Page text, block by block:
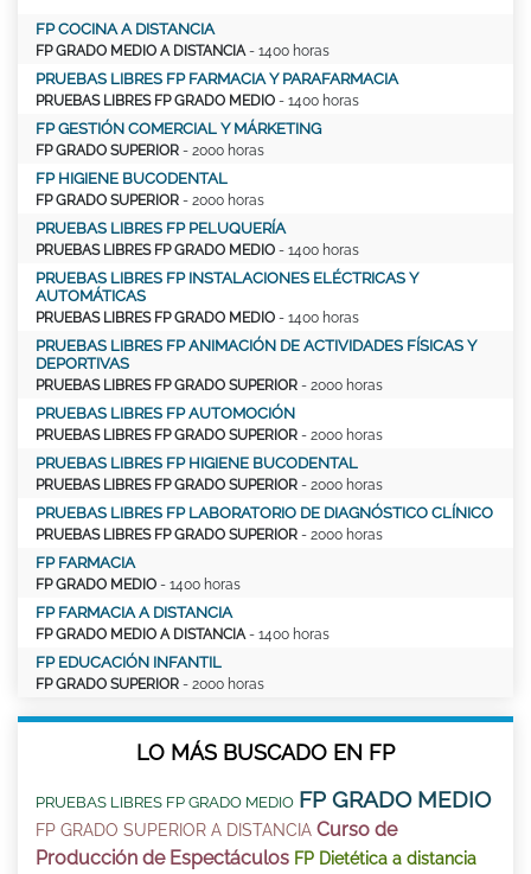
FP COCINA A DISTANCIA
FP GRADO MEDIO A DISTANCIA - 1400 horas
PRUEBAS LIBRES FP FARMACIA Y PARAFARMACIA
PRUEBAS LIBRES FP GRADO MEDIO - 1400 horas
FP GESTIÓN COMERCIAL Y MÁRKETING
FP GRADO SUPERIOR - 2000 horas
FP HIGIENE BUCODENTAL
FP GRADO SUPERIOR - 2000 horas
PRUEBAS LIBRES FP PELUQUERÍA
PRUEBAS LIBRES FP GRADO MEDIO - 1400 horas
PRUEBAS LIBRES FP INSTALACIONES ELÉCTRICAS Y
AUTOMÁTICAS
PRUEBAS LIBRES FP GRADO MEDIO - 1400 horas
PRUEBAS LIBRES FP ANIMACIÓN DE ACTIVIDADES FÍSICAS Y
DEPORTIVAS
PRUEBAS LIBRES FP GRADO SUPERIOR - 2000 horas
PRUEBAS LIBRES FP AUTOMOCIÓN
PRUEBAS LIBRES FP GRADO SUPERIOR - 2000 horas
PRUEBAS LIBRES FP HIGIENE BUCODENTAL
PRUEBAS LIBRES FP GRADO SUPERIOR - 2000 horas
PRUEBAS LIBRES FP LABORATORIO DE DIAGNÓSTICO CLÍNICO
PRUEBAS LIBRES FP GRADO SUPERIOR - 2000 horas
FP FARMACIA
FP GRADO MEDIO - 1400 horas
FP FARMACIA A DISTANCIA
FP GRADO MEDIO A DISTANCIA - 1400 horas
FP EDUCACIÓN INFANTIL
FP GRADO SUPERIOR - 2000 horas
LO MÁS BUSCADO EN FP
PRUEBAS LIBRES FP GRADO MEDIO FP GRADO MEDIO
FP GRADO SUPERIOR A DISTANCIA Curso de
Producción de Espectáculos FP Dietética a distancia